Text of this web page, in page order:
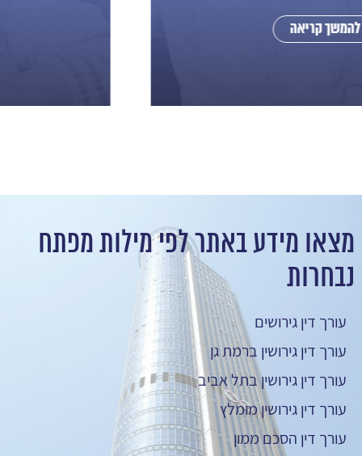
מצאו מידע באתר לפי מילות מפתח
נבחרות
עורך דין גירושים
עורך דין גירושין ברמת גן
עורך דין גירושין בתל אביב
עורך דין גירושין מומלץ
עורך דין הסכם ממון